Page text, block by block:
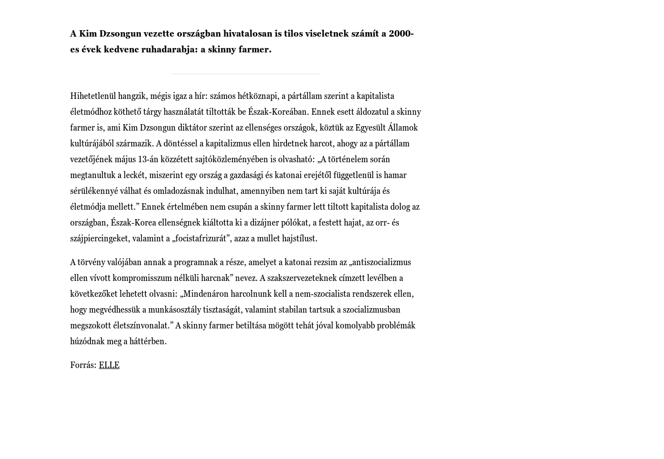
A Kim Dzsongun vezette országban hivatalosan is tilos viseletnek számít a 2000-
es évek kedvenc ruhadarabja: a skinny farmer.
Hihetetlenül hangzik, mégis igaz a hír: számos hétköznapi, a pártállam szerint a kapitalista
életmódhoz köthető tárgy használatát tiltották be Észak-Koreában. Ennek esett áldozatul a skinny
farmer is, ami Kim Dzsongun diktátor szerint az ellenséges országok, köztük az Egyesült Államok
kultúrájából származik. A döntéssel a kapitalizmus ellen hirdetnek harcot, ahogy az a pártállam
vezetőjének május 13-án közzétett sajtóközleményében is olvasható: „A történelem során
megtanultuk a leckét, miszerint egy ország a gazdasági és katonai erejétől függetlenül is hamar
sérülékennyé válhat és omladozásnak indulhat, amennyiben nem tart ki saját kultúrája és
életmódja mellett.” Ennek értelmében nem csupán a skinny farmer lett tiltott kapitalista dolog az
országban, Észak-Korea ellenségnek kiáltotta ki a dizájner pólókat, a festett hajat, az orr- és
szájpiercingeket, valamint a „focistafrizurát”, azaz a mullet hajstílust.
A törvény valójában annak a programnak a része, amelyet a katonai rezsim az „antiszocializmus
ellen vívott kompromisszum nélküli harcnak” nevez. A szakszervezeteknek címzett levélben a
következőket lehetett olvasni: „Mindenáron harcolnunk kell a nem-szocialista rendszerek ellen,
hogy megvédhessük a munkásosztály tisztaságát, valamint stabilan tartsuk a szocializmusban
megszokott életszínvonalat.” A skinny farmer betiltása mögött tehát jóval komolyabb problémák
húzódnak meg a háttérben.
Forrás: ELLE